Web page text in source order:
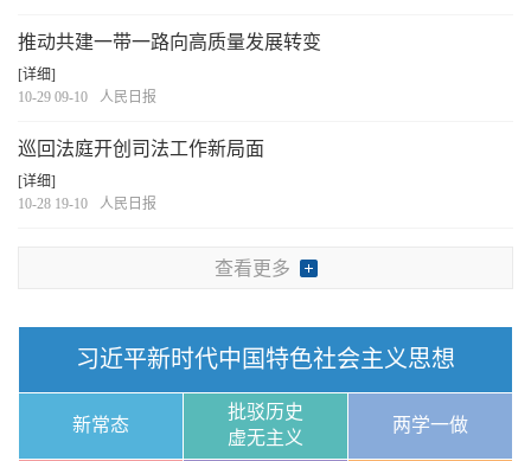
推动共建一带一路向高质量发展转变
[详细]
10-29 09-10
人民日报
巡回法庭开创司法工作新局面
[详细]
10-28 19-10
人民日报
查看更多
习近平新时代中国特色社会主义思想
新常态
批驳历史
虚无主义
两学一做